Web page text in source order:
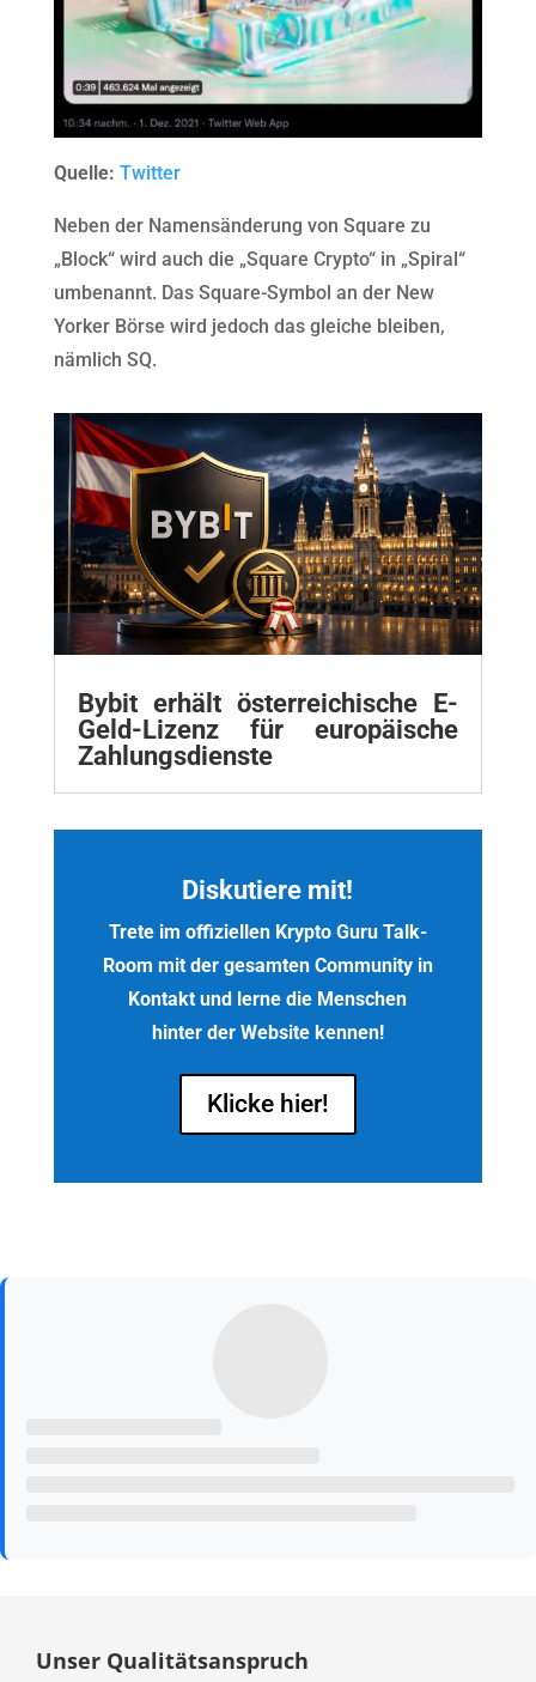
Quelle: Twitter
Neben der Namensänderung von Square zu
„Block“ wird auch die „Square Crypto“ in „Spiral“
umbenannt. Das Square-Symbol an der New
Yorker Börse wird jedoch das gleiche bleiben,
nämlich SQ.
Bybit erhält österreichische E-
Geld-Lizenz für europäische
Zahlungsdienste
Diskutiere mit!
Trete im offiziellen Krypto Guru Talk-
Room mit der gesamten Community in
Kontakt und lerne die Menschen
hinter der Website kennen!
Klicke hier!
Unser Qualitätsanspruch